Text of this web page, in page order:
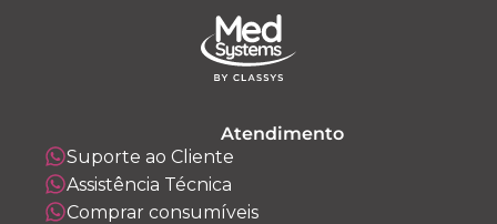
Atendimento
Suporte ao Cliente
Assistência Técnica
Comprar consumíveis